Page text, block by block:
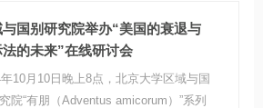
与国别研究院4位博士生参与讨论。
与国别研究院举办“美国的衰退与
法的未来”在线研讨会
10月10日晚上8点，北京大学区域与国
院“有朋（Adventus amicorum）”系列